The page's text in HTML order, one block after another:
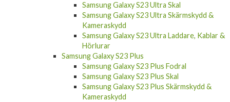
Samsung Galaxy S23 Ultra Skal
Samsung Galaxy S23 Ultra Skärmskydd &
Kameraskydd
Samsung Galaxy S23 Ultra Laddare, Kablar &
Hörlurar
Samsung Galaxy S23 Plus
Samsung Galaxy S23 Plus Fodral
Samsung Galaxy S23 Plus Skal
Samsung Galaxy S23 Plus Skärmskydd &
Kameraskydd